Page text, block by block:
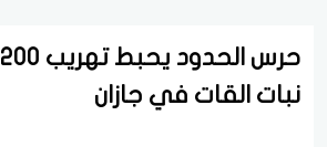
نبات القات في جازان